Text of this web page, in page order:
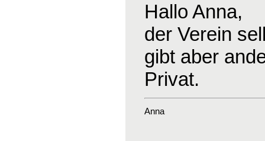
Hallo Anna,
der Verein
gibt aber
Privat.
Anna